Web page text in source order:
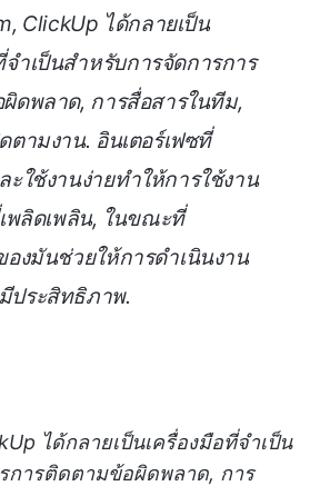
ClickUp ได้กลายเป็น
จำเป็นสำหรับการจัดการการ
ดพลาด, การสื่อสารในทีม,
ตามงาน. อินเตอร์เฟซที่
ะใช้งานง่ายทำให้การใช้งาน
เพลิดเพลิน, ในขณะที่
องมันช่วยให้การดำเนินงาน
ประสิทธิภาพ.
ได้กลายเป็นเครื่องมือที่จำเป็น
การติดตามข้อผิดพลาด, การ